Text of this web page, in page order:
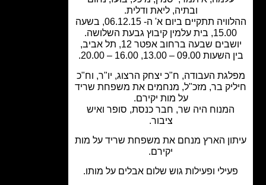
ובתיה, ליאת ודלית.
ההלוויה תתקיים ביום א' ה- 06.12.15, בשעה
יושבים שבעה ברחוב אפטר 12, תל אביב,
09.00 – 13.00, 16.00 – 20.00.
העבודה, ח"כ יצחק הרצוג, יו"ר, וח"כ
בר, מזכ"ל, מנחמים את משפחת שריד
על מות יקירם.
המנוח היה שר, חבר כנסת, סופר ואיש
הארץ מנחם את משפחת שריד על מות
ופעילות גוש שלום אבלים על מותו.